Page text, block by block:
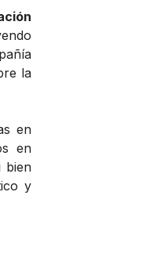
la
en
en
bien
y